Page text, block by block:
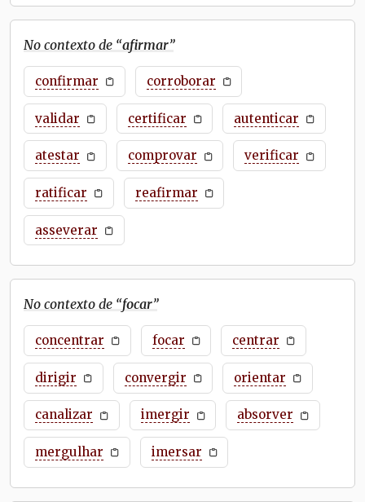
No contexto de “afirmar”
confirmar corroborar
validar certificar autenticar
atestar comprovar verificar
ratificar reafirmar
asseverar
No contexto de “focar”
concentrar focar centrar
dirigir convergir orientar
canalizar imergir absorver
mergulhar imersar